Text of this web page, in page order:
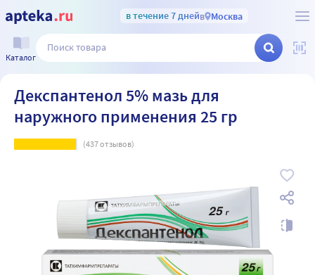
в течение 7 днейв Москва
Каталог
Декспантенол 5% мазь для
наружного применения 25 гр
(437отзывов)